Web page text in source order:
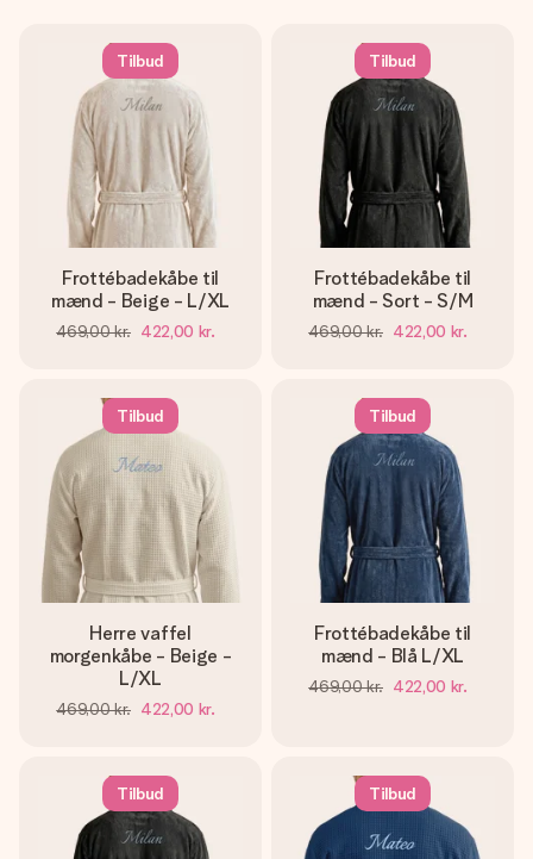
billede af dig eller en besked, der går lige i hendes hjerte.
Intet besvær men udelukkende en masse kærlighed i
øjeblikket.
Tilbud
Frottébadekåbe til
mænd - Beige - L/XL
469,00 kr. 422,00 kr.
Tilbud
Frottébadekåbe til
mænd - Sort - S/M
469,00 kr. 422,00 kr.
Tilbud
Herre vaffel
morgenkåbe - Beige -
L/XL
469,00 kr. 422,00 kr.
Tilbud
Frottébadekåbe til
mænd - Blå L/XL
469,00 kr. 422,00 kr.
Tilbud Tilbud